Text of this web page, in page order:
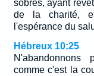
sobres, ayant
de la charité,
l'espérance du
Hébreux 10:25
N'abandonnons
comme c'est la